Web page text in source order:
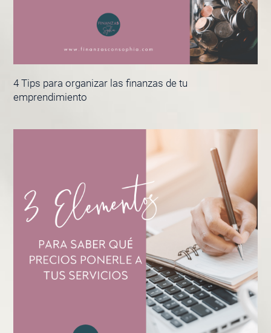
4 Tips para organizar las finanzas de tu
emprendimiento